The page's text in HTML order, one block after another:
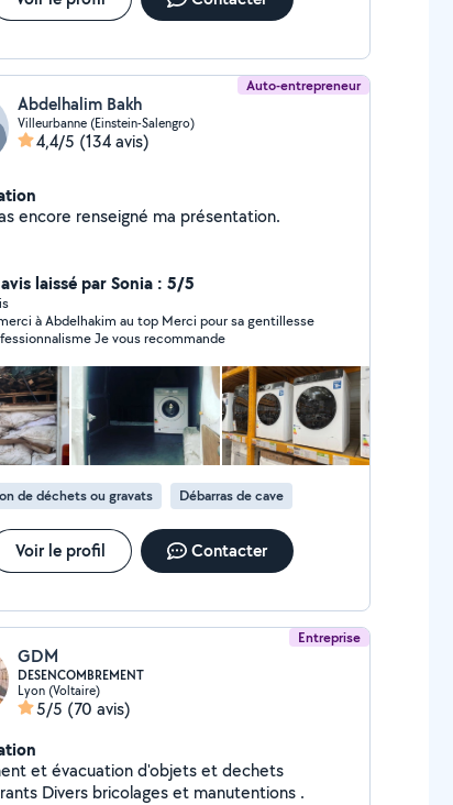
Auto-entrepreneur
Abdelhalim Bakh
Villeurbanne (Einstein-Salengro)
4,4/5 (134 avis)
Je n'ai pas encore renseigné ma présentation.
laissé par Sonia : 5/5
à Abdelhakim au top Merci pour sa gentillesse
et son professionnalisme Je vous recommande
de déchets ou gravats Débarras de cave
Voir le profil Contacter
Entreprise
GDM
DESENCOMBREMENT
Lyon (Voltaire)
5/5 (70 avis)
et évacuation d'objets et dechets
Divers bricolages et manutentions .